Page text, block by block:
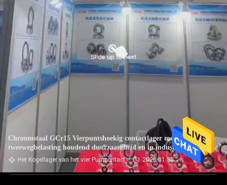
Chroomstaal GCr15 Vierpuntshoekig contactlager met
tweewegbelasting houdend duurzaamheid en in industriële
Het Kogellager van het vier Puntcontact 2026-01-30